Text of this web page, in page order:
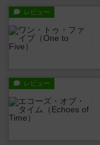
レビュー
レビュー